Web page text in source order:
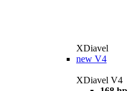
XDiavel
new V4
XDiavel V4